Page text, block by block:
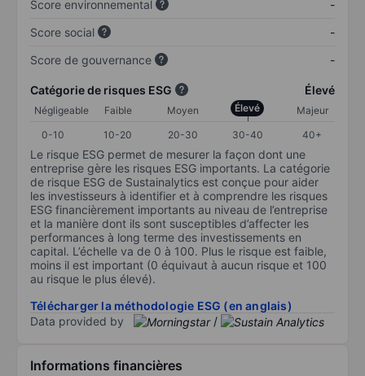
Score environnemental
-
Score social
-
Score de gouvernance
-
Catégorie de risques ESG Élevé
Négligeable Faible Moyen Élevé
Majeur
0-10
10-20 20-30 30-40 40+
Le risque ESG permet de mesurer la façon dont une
entreprise gère les risques ESG importants. La catégorie
de risque ESG de Sustainalytics est conçue pour aider
les investisseurs à identifier et à comprendre les risques
ESG financièrement importants au niveau de l’entreprise
et la manière dont ils sont susceptibles d’affecter les
performances à long terme des investissements en
capital. L’échelle va de 0 à 100. Plus le risque est faible,
moins il est important (0 équivaut à aucun risque et 100
au risque le plus élevé).
Télécharger la méthodologie ESG (en anglais)
Data provided by
/
Informations financières